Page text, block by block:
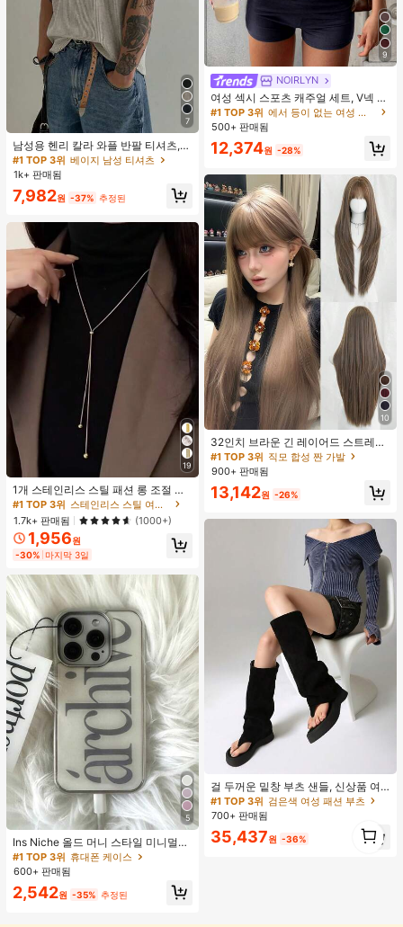
7
남성용 헨리 칼라 와플 반팔 티셔츠,
가볍고 통기성이 좋은 기본 티, 미국
미니멀리스트 스타일, 올 시즌
#1 TOP 3위 베이지 남성 티셔츠
1k+ 판매됨
7,982원 -37% 추정된
19
1개 스테인리스 스틸 패션 롱 조절 가
능 목걸이, 여성을 위한 미니멀리스트
하이엔드 뱀 뼈 체인 목걸이, 퇴색 방
지
#1 TOP 3위
스테인리스 스틸 여성 목걸이
거의 매진!
#1 TOP 3위
스테인리스 스틸 여성 목걸이
거의 매진!
#1 TOP 3위
스테인리스 스틸 여성 목걸이
거의 매진!
#1 TOP 3위
거의 매진!
1.7k+ 판매됨 (1000+)
1,956원
-30% 마지막 3일
5
Ins Niche 올드 머니 스타일 미니멀리
스트 영국식 전기 도금 실버 엣지 풀
커버리지 휴대폰 케이스, 아이폰 16 프
로 맥스, 애플 17 프로 맥스, 1/3/12/11,
14 프로 호환 (태그 없음)
#1 TOP 3위 휴대폰 케이스
600+ 판매됨
2,542원 -35% 추정된
9
NOIRLYN
여성 섹시 스포츠 캐주얼 세트, V넥 상
의와 타이트 반바지 포함, 달리기, 피
트니스 및 기타 여름 우아한 행사에 적
#1 TOP 3위
거의 매진!
60+ 명 "좋아함"
#1 TOP 3위
에서 등이 없는 여성 투피스 의상
거의 매진!
#1 TOP 3위
에서 등이 없는 여성 투피스 의상
거의 매진!
#1 TOP 3위
거의 매진!
500+ 판매됨
12,374원 -28%
10
32인치 브라운 긴 레이어드 스트레이
트 가발 걸 - 앞머리 있는 우아한 가발
- 어두운 뿌리, 자연스러운 풍성하고
매우 부드러운 합성 내열 섬유 전체 기
계 헤어 가발 걸 일상, 음악 축제 파티,
코스프레 애니메이션 사용, 친구 선물
#1 TOP 3위
직모 합성 짠 가발
거의 매진!
#1 TOP 3위 직모 합성 짠 가발
거의 매진!
#1 TOP 3위 직모 합성 짠 가발
거의 매진!
#1 TOP 3위 직모 합성 짠 가발
거의 매진!
900+ 판매됨
13,142원 -26%
걸 두꺼운 밑창 부츠 샌들, 신상품 여
름 키높이 롱 샤프트 니치 섹시 팝 걸
끈 레트로 스트리트 스타일 앵클 부츠
#1 TOP 3위
거의 매진!
#1 TOP 3위 검은색 여성 패션 부츠
거의 매진!
#1 TOP 3위 검은색 여성 패션 부츠
거의 매진!
#1 TOP 3위 검은색 여성 패션 부츠
거의 매진!
700+ 판매됨
35,437원 -36%
1